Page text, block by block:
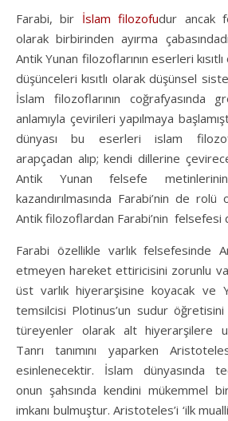
Farabi, bir İslam filozofudur ancak
olarak birbirinden ayırma
Antik Yunan filozoflarının eserleri
düşünceleri kısıtlı olarak düşünsel
İslam filozoflarının coğrafyasında
anlamıyla çevirileri yapılmaya
dünyası bu eserleri islam
arapçadan alıp; kendi dillerine
Antik Yunan felsefe
kazandırılmasında Farabi’nin de
Antik filozoflardan Farabi’nin felsefesi
Farabi özellikle varlık felsefesinde
etmeyen hareket ettiricisini zorunlu
üst varlık hiyerarşisine koyacak ve
temsilcisi Plotinus’un sudur
türeyenler olarak alt hiyerarşilere
Tanrı tanımını yaparken
esinlenecektir. İslam dünyasında
onun şahsında kendini mükemmel
imkanı bulmuştur. Aristoteles’i ‘ilk